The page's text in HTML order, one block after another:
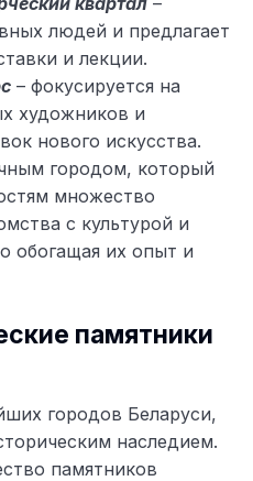
людей и предлагает
и лекции.
– фокусируется на
художников и
нового искусства.
городом, который
множество
с культурой и
обогащая их опыт и
памятники
городов Беларуси,
наследием.
памятников